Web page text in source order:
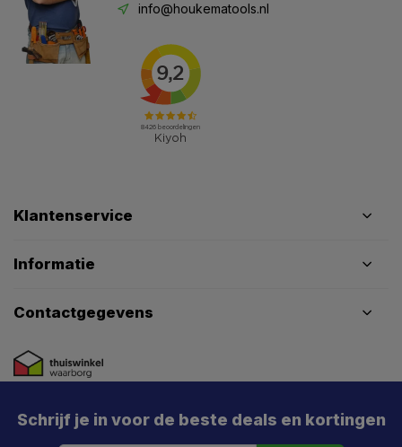
info@houkematools.nl
Klantenservice
Informatie
Contactgegevens
Schrijf je in voor de beste deals en kortingen